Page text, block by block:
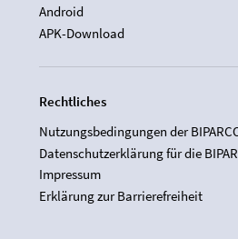
Android
APK-Download
Rechtliches
Nutzungsbedingungen der
Datenschutzerklärung für die
Impressum
Erklärung zur Barrierefreiheit